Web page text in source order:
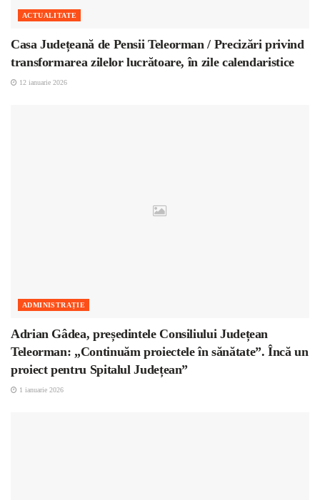
ACTUALITATE
Casa Județeană de Pensii Teleorman / Precizări privind
transformarea zilelor lucrătoare, în zile calendaristice
12 ianuarie 2026
ADMINISTRAȚIE
Adrian Gâdea, președintele Consiliului Județean
Teleorman: „Continuăm proiectele în sănătate”. Încă un
proiect pentru Spitalul Județean”
1 ianuarie 2026